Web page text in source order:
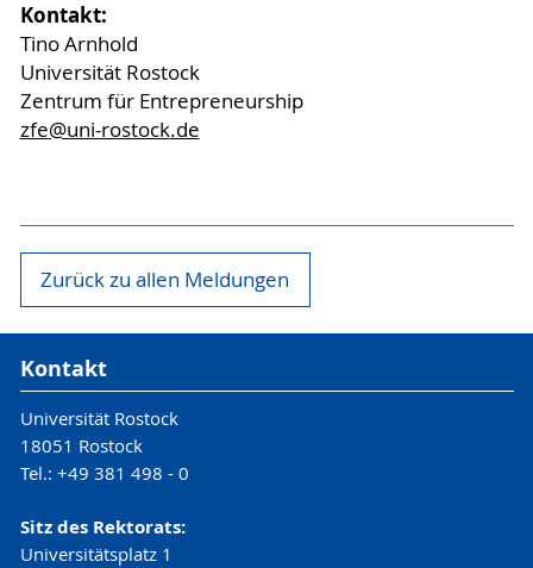
Kontakt:
Tino Arnhold
Universität Rostock
Zentrum für Entrepreneurship
zfe@uni-rostock.de
Zurück zu allen Meldungen
Kontakt
Universität Rostock
18051 Rostock
Tel.: +49 381 498 - 0
Sitz des Rektorats:
Universitätsplatz 1